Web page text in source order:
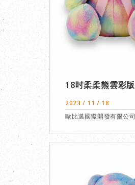
18吋柔柔熊雲彩版
2023 / 11 / 18
歐比邁國際開發有限公司